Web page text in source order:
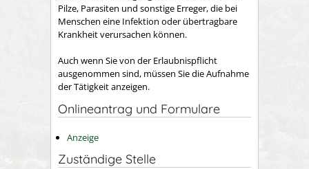
Pilze, Parasiten und sonstige Erreger, die bei
Menschen eine Infektion oder übertragbare
Krankheit verursachen können.
Auch wenn Sie von der Erlaubnispflicht
ausgenommen sind, müssen Sie die Aufnahme
der Tätigkeit anzeigen.
Onlineantrag und Formulare
Anzeige
Zuständige Stelle